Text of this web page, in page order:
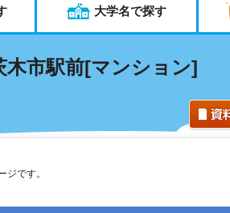
大学名で探す
市駅前[マンション]
です。